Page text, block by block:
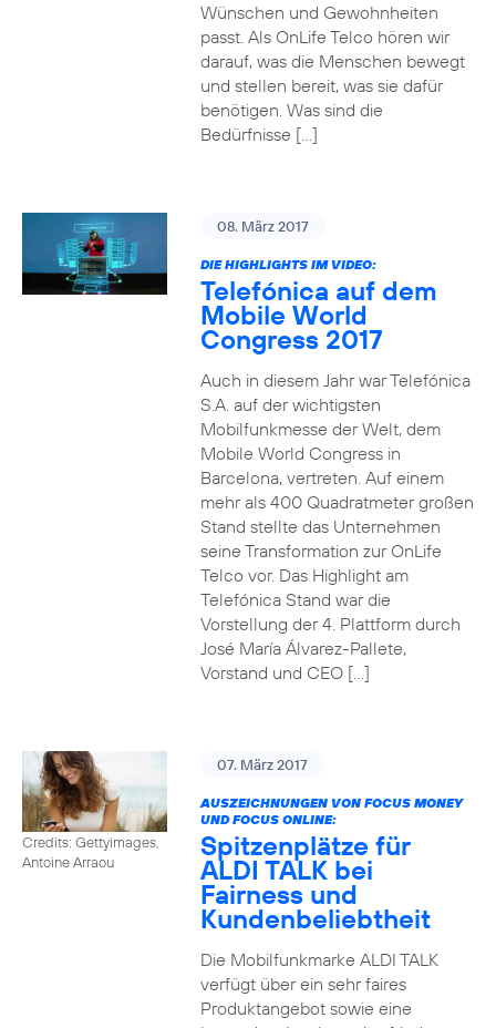
Wünschen und Gewohnheiten
passt. Als OnLife Telco hören wir
darauf, was die Menschen bewegt
und stellen bereit, was sie dafür
benötigen. Was sind die
Bedürfnisse […]
08. März 2017
DIE HIGHLIGHTS IM VIDEO:
Telefónica auf dem
Mobile World
Congress 2017
Auch in diesem Jahr war Telefónica
S.A. auf der wichtigsten
Mobilfunkmesse der Welt, dem
Mobile World Congress in
Barcelona, vertreten. Auf einem
mehr als 400 Quadratmeter großen
Stand stellte das Unternehmen
seine Transformation zur OnLife
Telco vor. Das Highlight am
Telefónica Stand war die
Vorstellung der 4. Plattform durch
José María Álvarez-Pallete,
Vorstand und CEO […]
Credits: Gettyimages,
Antoine Arraou
07. März 2017
AUSZEICHNUNGEN VON FOCUS MONEY
UND FOCUS ONLINE:
Spitzenplätze für
ALDI TALK bei
Fairness und
Kundenbeliebtheit
Die Mobilfunkmarke ALDI TALK
verfügt über ein sehr faires
Produktangebot sowie eine